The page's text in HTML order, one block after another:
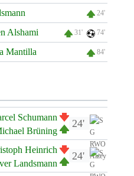
24'
Alshami 31' 74'
Mantilla 84'
24'
Schumann
Brüning
24'
Heinrich
Landsmann